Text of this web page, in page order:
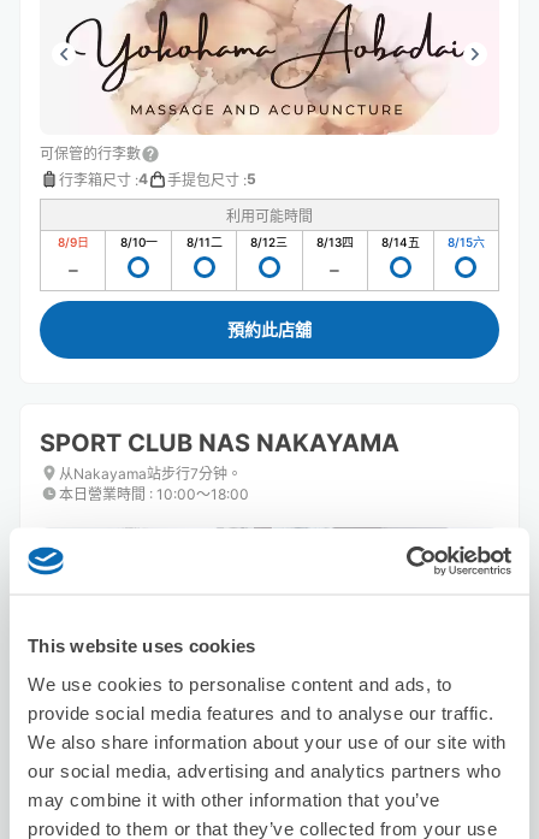
This website uses cookies
We use cookies to personalise content and ads, to
provide social media features and to analyse our traffic.
We also share information about your use of our site with
our social media, advertising and analytics partners who
may combine it with other information that you’ve
provided to them or that they’ve collected from your use
可保管的行李數
行李箱尺寸 :4 手提包尺寸 :5
利用可能時間
8/9日 8/10一 8/11二 8/12三 8/13四 8/14五 8/15六
預約此店舖
SPORT CLUB NAS NAKAYAMA
从Nakayama站步行7分钟。
本日營業時間 : 10:00〜18:00
可保管的行李數
行李箱尺寸
手提包尺寸 10
利用可能時間
8/9日 8/10 一 8/11二 8/12三 8/13四 8/14五